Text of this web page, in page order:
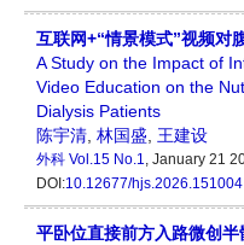
互联网+“情景模式”视频对
A Study on the Impact of
Video Education on the
Dialysis Patients
陈宇清, 林国盛, 王建设
外科 Vol.15 No.1, January 21
DOI:10.12677/hjs.2026.151004
平卧位直接前方入路微创